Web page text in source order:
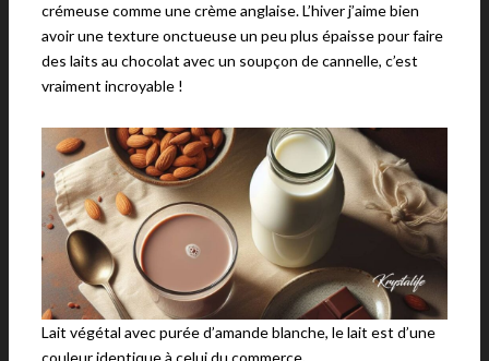
crémeuse comme une crème anglaise. L’hiver j’aime bien
avoir une texture onctueuse un peu plus épaisse pour faire
des laits au chocolat avec un soupçon de cannelle, c’est
vraiment incroyable !
Lait végétal avec purée d’amande blanche, le lait est d’une
couleur identique à celui du commerce.